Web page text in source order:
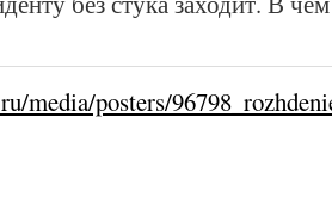
media/posters/